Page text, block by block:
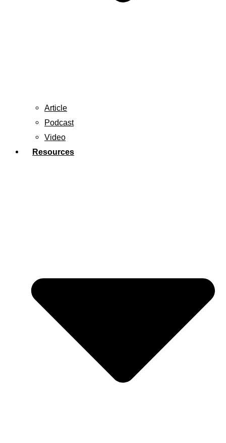
Article
Podcast
Video
Resources